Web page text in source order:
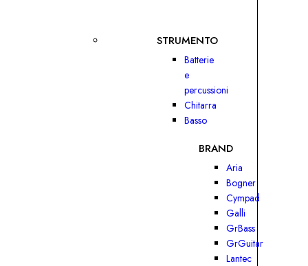
STRUMENTO
Batterie
e
percussioni
Chitarra
Basso
BRAND
Aria
Bogner
Cympad
Galli
GrBass
GrGuitar
Lantec